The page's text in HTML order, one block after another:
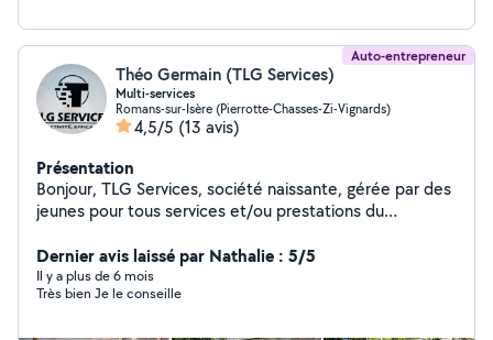
Auto-entrepreneur
Théo Germain (TLG Services)
Multi-services
Romans-sur-Isère (Pierrotte-Chasses-Zi-Vignards)
4,5/5 (13 avis)
Présentation
Bonjour, TLG Services, société naissante, gérée par des
jeunes pour tous services et/ou prestations du
manquez de temps ou de compétences dans certains
domaines ? De la tonte au bricolage tout travaux, du
ménage aux courses, TLG Services est là pour satisfaire
Dernier avis laissé par Nathalie : 5/5
Il y a plus de 6 mois
Très bien Je le conseille